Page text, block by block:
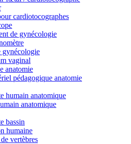
cardiotocographes
de gynécologie
gynécologie
vaginal
anatomie
pédagogique anatomie
humain anatomique
anatomique
bassin
humaine
vertèbres